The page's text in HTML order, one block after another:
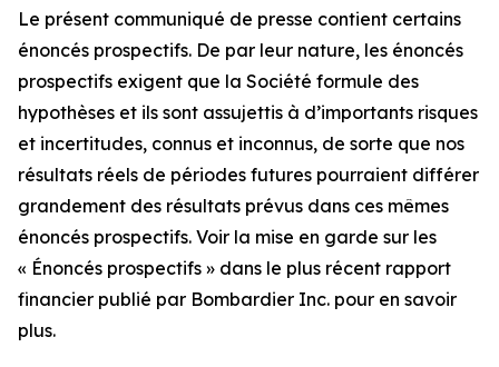
Le présent communiqué de presse contient certains
énoncés prospectifs. De par leur nature, les énoncés
prospectifs exigent que la Société formule des
hypothèses et ils sont assujettis à d’importants risques
et incertitudes, connus et inconnus, de sorte que nos
résultats réels de périodes futures pourraient différer
grandement des résultats prévus dans ces mêmes
énoncés prospectifs. Voir la mise en garde sur les
« Énoncés prospectifs » dans le plus récent rapport
financier publié par Bombardier Inc. pour en savoir
plus.